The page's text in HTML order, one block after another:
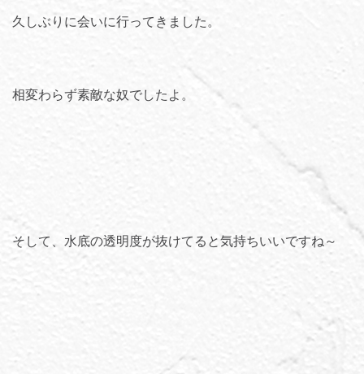
久しぶりに会いに行ってきました。
相変わらず素敵な奴でしたよ。
そして、水底の透明度が抜けてると気持ちいいですね～